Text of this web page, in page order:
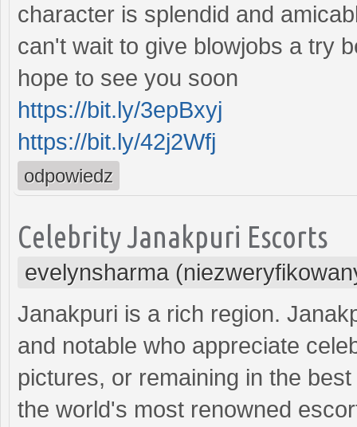
character is splendid and
can't wait to give blowjobs a try
hope to see you soon
https://bit.ly/3epBxyj
https://bit.ly/42j2Wfj
odpowiedz
Celebrity Janakpuri Escorts
evelynsharma
Janakpuri is a rich region.
and notable who appreciate
pictures, or remaining in the
the world's most renowned